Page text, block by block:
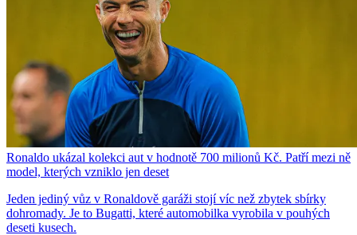
Ronaldo ukázal kolekci aut v hodnotě 700 milionů Kč. Patří mezi ně
model, kterých vzniklo jen deset
Jeden jediný vůz v Ronaldově garáži stojí víc než zbytek sbírky
dohromady. Je to Bugatti, které automobilka vyrobila v pouhých
deseti kusech.